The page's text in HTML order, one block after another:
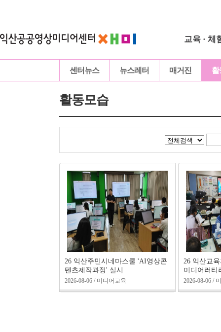
교육 · 체
센터뉴스 뉴스레터 매거진 활
활동모습
26 익산주민시네마스쿨 'AI영상콘
텐츠제작과정' 실시
2026-08-06 / 미디어교육
26 익산교
미디어러티
2026-08-06 /